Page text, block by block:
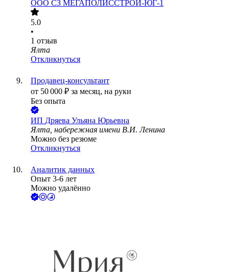
ООО СЗ МЕГАПОЛИССТРОЙ-ЮГ-1
5.0
•
1 отзыв
Ялта
Откликнуться
Продавец-консультант
от 50 000 ₽ за месяц, на руки
Без опыта
ИП Дряева Ульяна Юрьевна
Ялта, набережная имени В.И. Ленина
Можно без резюме
Откликнуться
Аналитик данных
Опыт 3-6 лет
Можно удалённо